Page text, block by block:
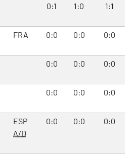
0:1 1:0 1:1
FRA 0:0 0:0 0:0
0:0 0:0 0:0
0:0 0:0 0:0
ESP
A/D
0:0 0:0 0:0